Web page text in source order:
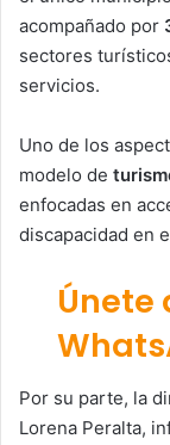
acompañado por
sectores
servicios.
Uno de los
modelo de
enfocadas en
discapacidad en
Únete
Por su parte, la
Lorena Peralta,